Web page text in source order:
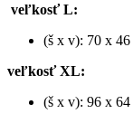
veľkosť L:
(š x v): 70 x 46
veľkosť XL:
(š x v): 96 x 64